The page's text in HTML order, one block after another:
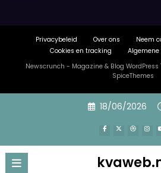
Privacybeleid Over ons
Neem
Cookies en tracking
Newscrunch - Magazine & Blog WordPress
SpiceThemes
18/06/2026